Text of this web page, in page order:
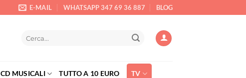
E-MAIL WHATSAPP 347 69 36 887 BLOG
CD MUSICALI TUTTO A 10 EURO TV